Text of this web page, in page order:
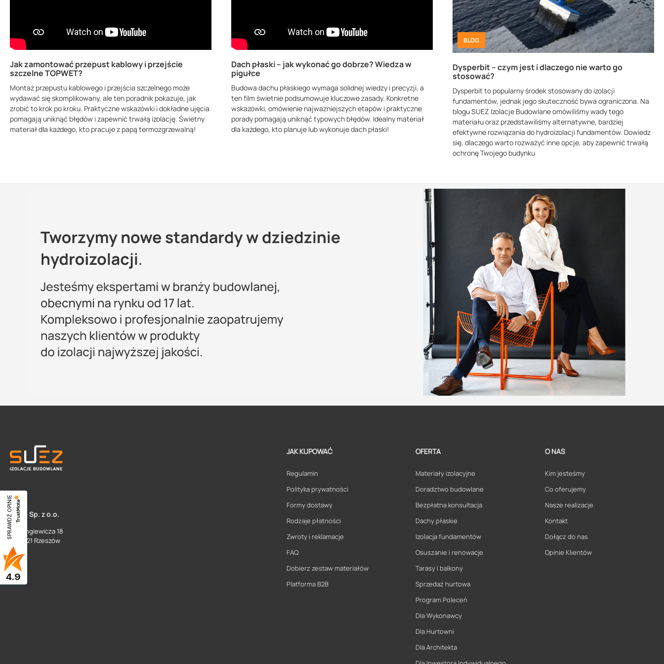
Jak zamontować przepust kablowy i przejście
szczelne TOPWET?
Montaż przepustu kablowego i przejścia szczelnego może
wydawać się skomplikowany, ale ten poradnik pokazuje, jak
zrobić to krok po kroku. Praktyczne wskazówki i dokładne ujęcia
pomagają uniknąć błędów i zapewnić trwałą izolację. Świetny
materiał dla każdego, kto pracuje z papą termozgrzewalną!
Dach płaski – jak wykonać go dobrze? Wiedza w
pigułce
Budowa dachu płaskiego wymaga solidnej wiedzy i precyzji, a
ten film świetnie podsumowuje kluczowe zasady. Konkretne
wskazówki, omówienie najważniejszych etapów i praktyczne
porady pomagają uniknąć typowych błędów. Idealny materiał
dla każdego, kto planuje lub wykonuje dach płaski!
BLOG
Dysperbit – czym jest i dlaczego nie warto go
stosować?
Dysperbit to popularny środek stosowany do izolacji
fundamentów, jednak jego skuteczność bywa ograniczona. Na
blogu SUEZ Izolacje Budowlane omówiliśmy wady tego
materiału oraz przedstawiliśmy alternatywne, bardziej
efektywne rozwiązania do hydroizolacji fundamentów. Dowiedz
się, dlaczego warto rozważyć inne opcje, aby zapewnić trwałą
ochronę Twojego budynku
SUEZ Sp. z o.o.
ul. Langiewicza 18
35 - 021 Rzeszów
JAK KUPOWAĆ
Regulamin
Polityka prywatności
Formy dostawy
Rodzaje płatności
Zwroty i reklamacje
FAQ
Dobierz zestaw materiałów
Platforma B2B
OFERTA
Materiały izolacyjne
Doradztwo budowlane
Bezpłatna konsultacja
Dachy płaskie
Izolacja fundamentów
Osuszanie i renowacje
Tarasy i balkony
Sprzedaż hurtowa
Program Poleceń
Dla Wykonawcy
Dla Hurtowni
Dla Architekta
O NAS
Kim jesteśmy
Co oferujemy
Nasze realizacje
Kontakt
Dołącz do nas
Opinie Klientów
SPRAWDŹ OPINIE
4.9